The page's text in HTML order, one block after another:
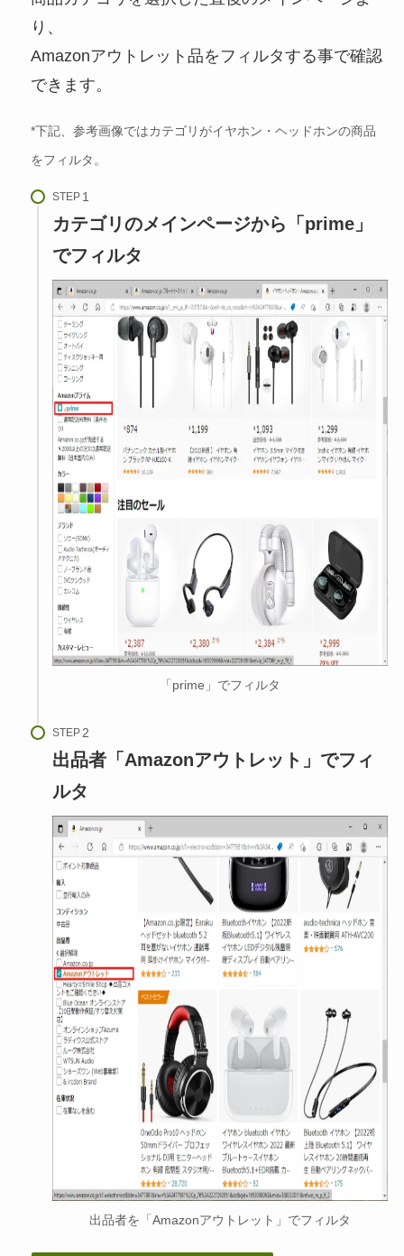
り、
Amazonアウトレット品をフィルタする事で確認
できます。
*下記、参考画像ではカテゴリがイヤホン・ヘッドホンの商品
をフィルタ。
STEP
カテゴリのメインページから「prime」
でフィルタ
「prime」でフィルタ
STEP
出品者「Amazonアウトレット」でフィ
ルタ
出品者を「Amazonアウトレット」でフィルタ